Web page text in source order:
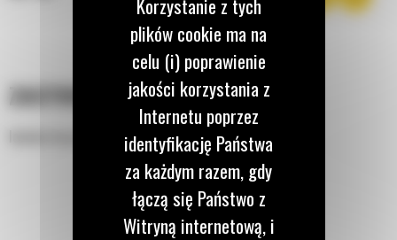
ZASTOSOWANIE
Idealne do przeładunku kruszywa w dużych ilościach.
Korzystanie z tych
plików cookie ma na
celu (i) poprawienie
jakości korzystania z
Internetu poprzez
identyfikację Państwa
za każdym razem, gdy
łączą się Państwo z
Witryną internetową, i